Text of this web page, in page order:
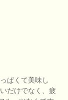
ぱくて美味し
だけでなく、疲